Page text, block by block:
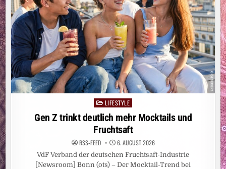
PostedLIFESTYLE
Gen Z trinkt deutlich mehr Mocktails und
Fruchtsaft
RSS-FEED 6. AUGUST 2026
VdF Verband der deutschen Fruchtsaft-Industrie
[Newsroom] Bonn (ots) – Der Mocktail-Trend bei